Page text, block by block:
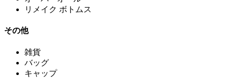
リメイク ボトムス
その他
雑貨
バッグ
キャップ